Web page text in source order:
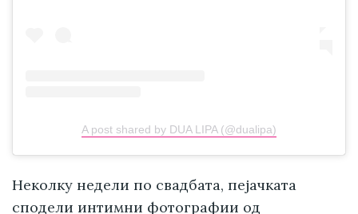
A post shared by DUA LIPA (@dualipa)
Неколку недели по свадбата, пејачката
сподели интимни фотографии од